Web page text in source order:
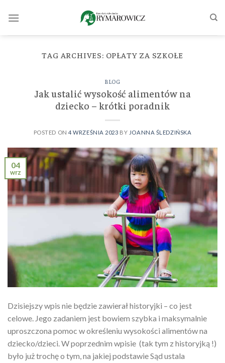
TAG ARCHIVES: OPŁATY ZA SZKOŁE
BLOG
Jak ustalić wysokość alimentów na
dziecko – krótki poradnik
POSTED ON4 WRZEŚNIA 2023 BY JOANNA ŚLEDZIŃSKA
04
wrz
Dzisiejszy wpis nie będzie zawierał historyjki – co jest
celowe. Jego zadaniem jest bowiem szybka i maksymalnie
uproszczona pomoc w określeniu wysokości alimentów na
dziecko/dzieci. W poprzednim wpisie (tak tym z historyjką !)
było już trochę o tym, na jakiej podstawie Sąd ustala